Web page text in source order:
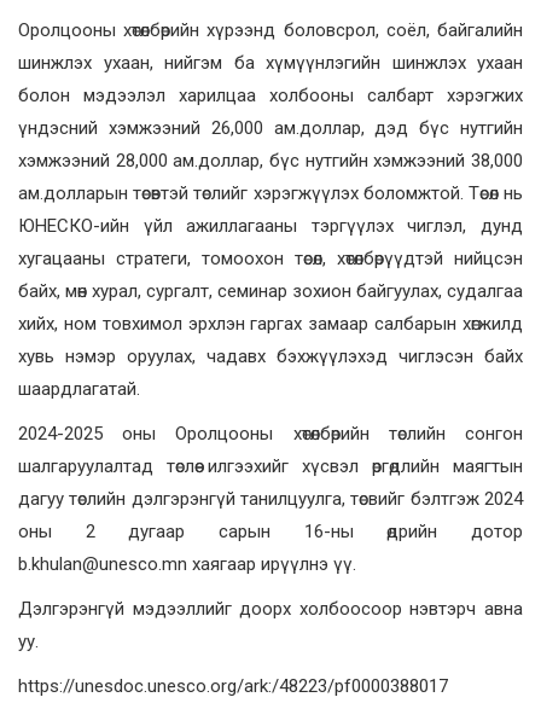
Оролцооны хөтөлбөрийн хүрээнд боловсрол, соёл, байгалийн
шинжлэх ухаан, нийгэм ба хүмүүнлэгийн шинжлэх ухаан
болон мэдээлэл харилцаа холбооны салбарт хэрэгжих
үндэсний хэмжээний 26,000 ам.доллар, дэд бүс нутгийн
хэмжээний 28,000 ам.доллар, бүс нутгийн хэмжээний 38,000
ам.долларын төсөвтэй төслийг хэрэгжүүлэх боломжтой. Төсөл нь
ЮНЕСКО-ийн үйл ажиллагааны тэргүүлэх чиглэл, дунд
хугацааны стратеги, томоохон төсөл, хөтөлбөрүүдтэй нийцсэн
байх, мөн хурал, сургалт, семинар зохион байгуулах, судалгаа
хийх, ном товхимол эрхлэн гаргах замаар салбарын хөгжилд
хувь нэмэр оруулах, чадавх бэхжүүлэхэд чиглэсэн байх
шаардлагатай.
2024-2025 оны Оролцооны хөтөлбөрийн төслийн сонгон
шалгаруулалтад төслөө илгээхийг хүсвэл өргөдлийн маягтын
дагуу төслийн дэлгэрэнгүй танилцуулга, төсвийг бэлтгэж 2024
оны 2 дугаар сарын 16-ны өдрийн дотор
b.khulan@unesco.mn хаягаар ирүүлнэ үү.
Дэлгэрэнгүй мэдээллийг доорх холбоосоор нэвтэрч авна
уу.
https://unesdoc.unesco.org/ark:/48223/pf0000388017